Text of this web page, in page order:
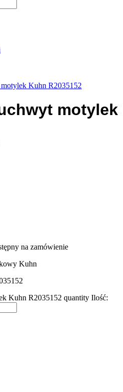
Kuhn R2035152
motylek
na zamówienie
Kuhn
Kuhn R2035152 quantity Ilość: